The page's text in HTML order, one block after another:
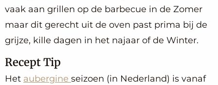
vaak aan grillen op de barbecue in de Zomer
maar dit gerecht uit de oven past prima bij de
grijze, kille dagen in het najaar of de Winter.
Recept Tip
Het aubergine seizoen (in Nederland) is vanaf